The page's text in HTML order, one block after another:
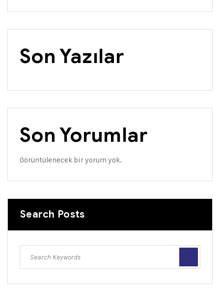
Son Yazılar
Son Yorumlar
Görüntülenecek bir yorum yok.
Search Posts